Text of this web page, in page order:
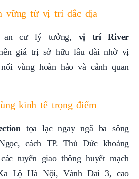
vững từ vị trí đắc địa
an cư lý tưởng, vị trí River
giá trị sở hữu lâu dài nhờ vị
vùng hoàn hảo và cảnh quan
kinh tế trọng điểm
tọa lạc ngay ngã ba sông
cách TP. Thủ Đức khoảng
tuyến giao thông huyết mạch
Lộ Hà Nội, Vành Đai 3, cao